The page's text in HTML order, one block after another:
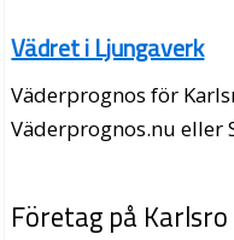
Vädret i Ljungaverk
Väderprognos för
Väderprognos.nu eller
Företag på Karlsro